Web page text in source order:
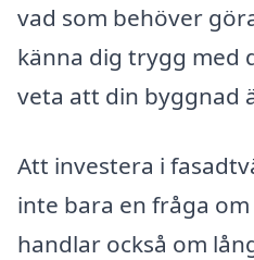
vad som behöver
känna dig trygg med
veta att din byggnad
Att investera i
inte bara en fråga
handlar också om